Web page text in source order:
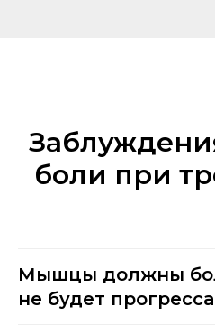
боли при
Мышцы должны
не будет прогресса